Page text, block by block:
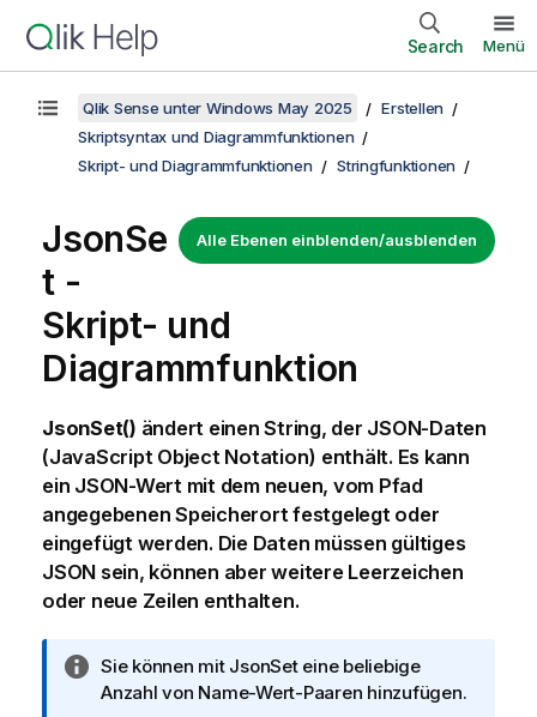
Search Menü
Qlik Sense unter Windows May 2025
Erstellen
Skriptsyntax und Diagrammfunktionen
Skript- und Diagrammfunktionen
Stringfunktionen
Alle Ebenen einblenden/ausblenden
JsonSe
t -
Skript- und
Diagrammfunktion
JsonSet() ändert einen String, der JSON-Daten
(JavaScript Object Notation) enthält. Es kann
ein JSON-Wert mit dem neuen, vom Pfad
angegebenen Speicherort festgelegt oder
eingefügt werden. Die Daten müssen gültiges
JSON sein, können aber weitere Leerzeichen
oder neue Zeilen enthalten.
I
n
Sie können mit JsonSet eine beliebige
Anzahl von Name-Wert-Paaren hinzufügen.